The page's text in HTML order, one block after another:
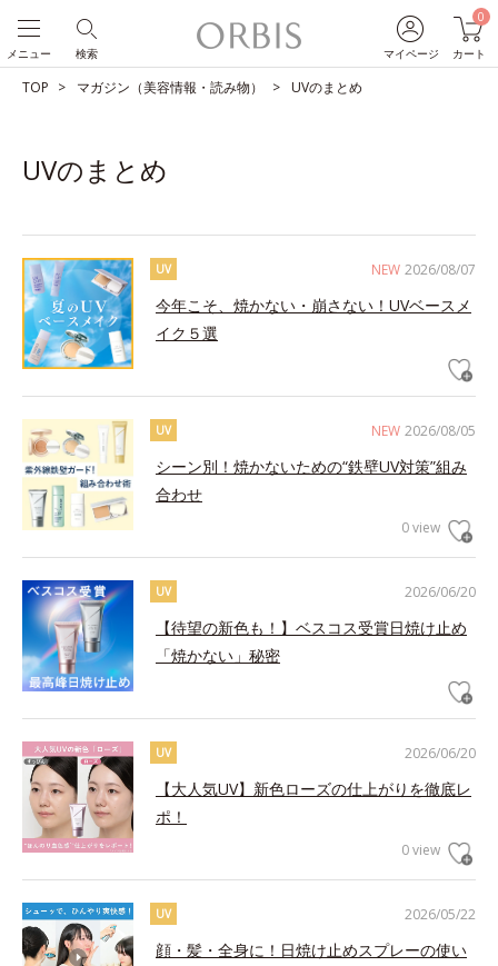
マイページ
0
カート
検索
メニュー
TOP マガジン（美容情報・読み物） UVのまとめ
UVのまとめ
NEW 2026/08/07
UV
今年こそ、焼かない・崩さない！UVベースメ
イク５選
NEW 2026/08/05
UV
シーン別！焼かないための“鉄壁UV対策”組み
合わせ
0 view
2026/06/20
UV
【待望の新色も！】ベスコス受賞日焼け止め
「焼かない」秘密
2026/06/20
UV
【大人気UV】新色ローズの仕上がりを徹底レ
ポ！
0 view
2026/05/22
UV
顔・髪・全身に！日焼け止めスプレーの使い